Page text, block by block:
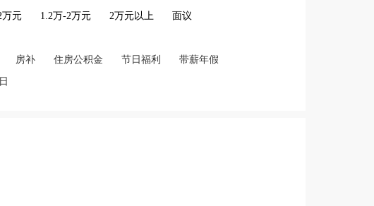
万元 1.2万-2万元 2万元以上 面议
房补 住房公积金 节日福利 带薪年假